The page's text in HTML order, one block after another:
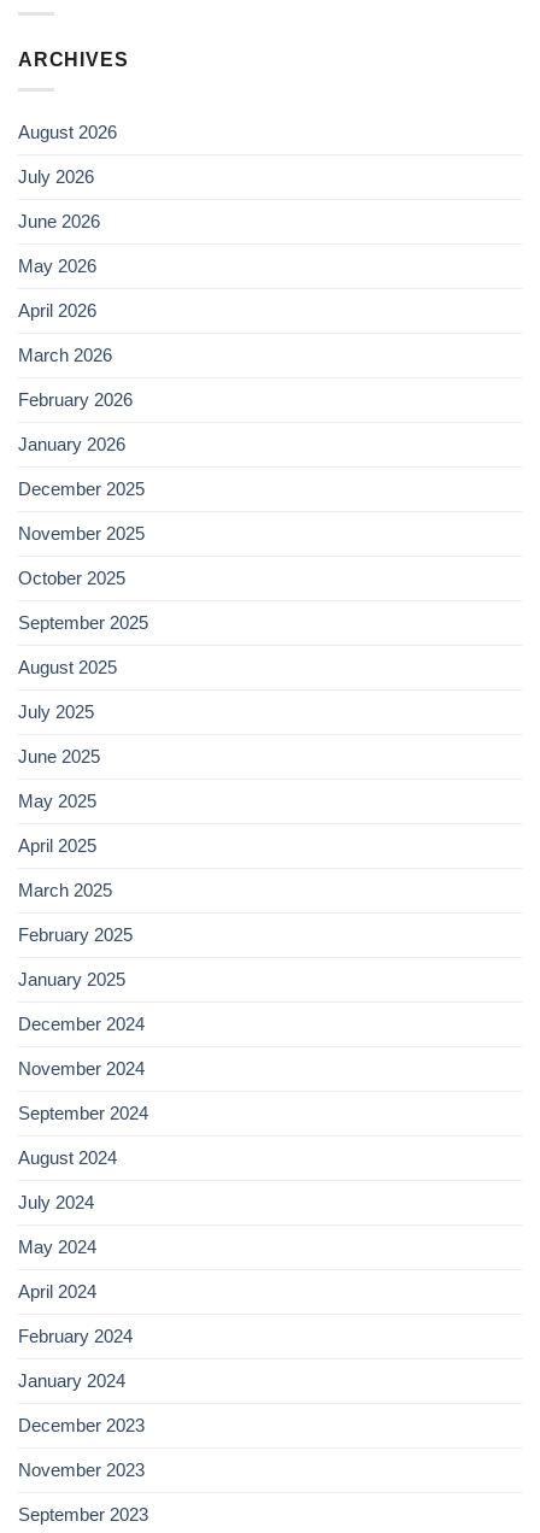
ARCHIVES
August 2026
July 2026
June 2026
May 2026
April 2026
March 2026
February 2026
January 2026
December 2025
November 2025
October 2025
September 2025
August 2025
July 2025
June 2025
May 2025
April 2025
March 2025
February 2025
January 2025
December 2024
November 2024
September 2024
August 2024
July 2024
May 2024
April 2024
February 2024
January 2024
December 2023
November 2023
September 2023